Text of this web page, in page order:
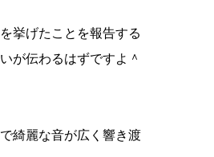
挙げたことを報告する
が伝わるはずですよ＾
綺麗な音が広く響き渡